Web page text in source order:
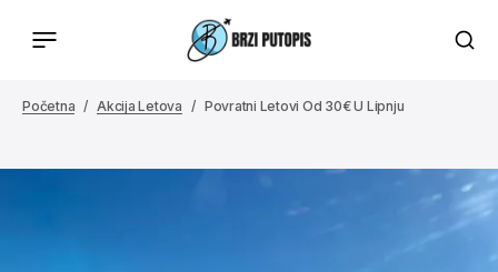
Početna Akcija Letova Povratni Letovi Od 30€ U Lipnju